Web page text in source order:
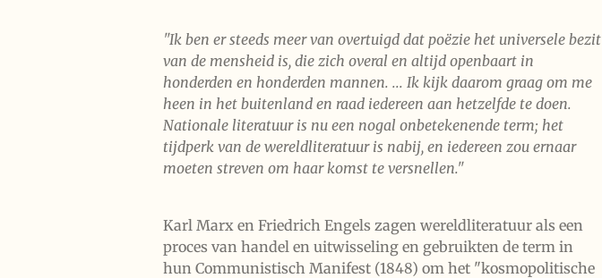
"Ik ben er steeds meer van overtuigd dat poëzie het universele bezit
van de mensheid is, die zich overal en altijd openbaart in
honderden en honderden mannen. ... Ik kijk daarom graag om me
heen in het buitenland en raad iedereen aan hetzelfde te doen.
Nationale literatuur is nu een nogal onbetekenende term; het
tijdperk van de wereldliteratuur is nabij, en iedereen zou ernaar
moeten streven om haar komst te versnellen."
Karl Marx en Friedrich Engels zagen wereldliteratuur als een
proces van handel en uitwisseling en gebruikten de term in
hun Communistisch Manifest (1848) om het "kosmopolitische